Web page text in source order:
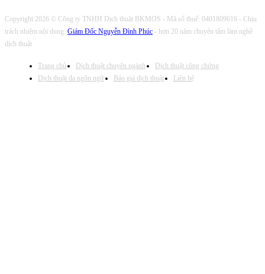
Copyright 2026 © Công ty TNHH Dịch thuật BKMOS - Mã số thuế: 0401809616 - Chịu
trách nhiệm nội dung: Giám Đốc Nguyễn Đình Phúc - hơn 20 năm chuyên tâm làm nghề
dịch thuật
Trang chủ Dịch thuật chuyên ngành
Dịch thuật công chứng
Dịch thuật đa ngôn ngữ
Báo giá dịch thuật Liên hệ